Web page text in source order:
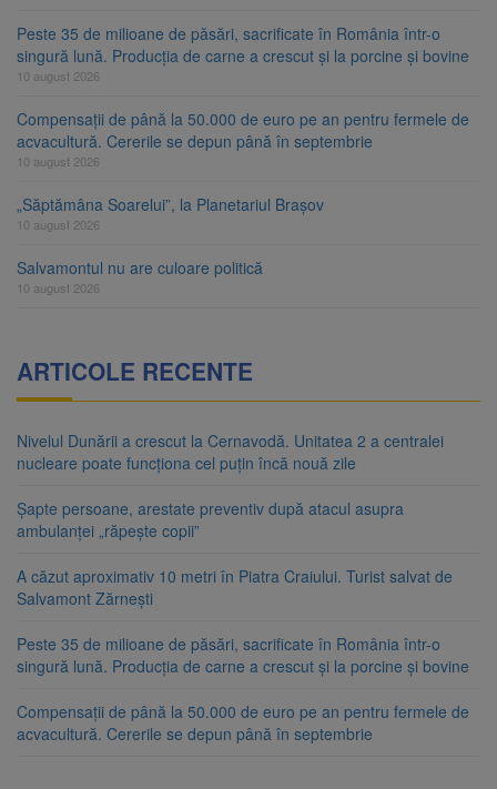
Peste 35 de milioane de păsări, sacrificate în România într-o
singură lună. Producția de carne a crescut și la porcine și bovine
10 august 2026
Compensații de până la 50.000 de euro pe an pentru fermele de
acvacultură. Cererile se depun până în septembrie
10 august 2026
„Săptămâna Soarelui”, la Planetariul Brașov
10 august 2026
Salvamontul nu are culoare politică
10 august 2026
ARTICOLE RECENTE
Nivelul Dunării a crescut la Cernavodă. Unitatea 2 a centralei
nucleare poate funcționa cel puțin încă nouă zile
Șapte persoane, arestate preventiv după atacul asupra
ambulanței „răpește copii”
A căzut aproximativ 10 metri în Piatra Craiului. Turist salvat de
Salvamont Zărnești
Peste 35 de milioane de păsări, sacrificate în România într-o
singură lună. Producția de carne a crescut și la porcine și bovine
Compensații de până la 50.000 de euro pe an pentru fermele de
acvacultură. Cererile se depun până în septembrie